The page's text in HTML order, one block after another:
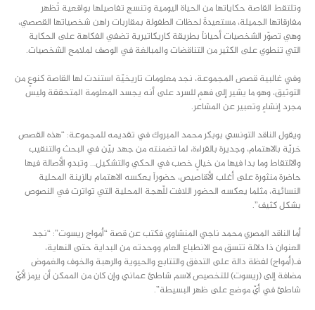
وتلتقط القاصة حكاياتها من الحياة اليومية وتنسج تفاصيلها بواقعية تُظهر
مفارقاتها الجميلة، مستعيدةً لحظات الطفولة بمقاربات راهن شخصياتها القصصي،
وهي تصوّر الشخصيات أحياناً بطريقة كاريكاتيرية تضفي الفكاهة على الحكاية
التي تنطوي على الكثير من التناقضات والمبالغة في الوصف لملامح الشخصيات.
وفي غالبية قصص المجموعة، نجد معلومات تاريخيّة استندت لها القاصة كنوعٍ من
التوثيق، وهو ما يشير إلى فهمٍ للسرد على أنه يجسد المعلومة المتحققة وليس
مجرد إنشاءٍ وتعبير عن المشاعر.
ويقول الناقد التونسي بوبكر محمد المبروك في تقديمه للمجموعة: “هذه القصص
حَريّة بالاهتمام، وجديرة بالقراءة، لما تضمنته من جهد بيّن في البحث والتنقيب
والالتقاط وما بدا فيها من خيالٍ خصب في الحكي والتشكيل… وتبدو الأصالة فيها
حاضرة منثورة على أغلب الأقاصيص، حضوراً يعكسه الاهتمام بالزينة المحلية
النسائية، مثلما يعكسه الحضور اللافت للّهجة المحلية التي تواترت في النصوص
بشكل كثيف”.
أما الناقد المصري محمد ناجي المنشاوي فكتب عن قصة “أمواج ريسوت”: “نجد
العنوان ذا دلالة تتسق مع الانطباع العام ووحدته من البداية حتى النهاية،
فـ(أمواج) لفظة دالة على التدفق والتتابع والحيوية والرهبة والخوف والغموض
مضافة إلى (ريسوت) للتخصيص لاسم شاطئ عماني وإن كان من الممكن أن يرمز لأيّ
شاطئ في أيّ موضع على ظهر البسيطة”.